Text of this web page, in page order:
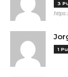
3
1